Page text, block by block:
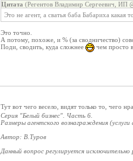
Цитата (Регентов Владимир Сергеевич, ИП
Это не агент, а сватья баба Бабариха какая
Это точно.
А потому, похоже, и % (за сводничество)
Поди, сводить, куда сложнее
чем просто
Тут вот чего весело, видят только то, чего
Серия "Белый бизнес". Часть 6.
Размеры агентского вознаграждения (услуги
Автор: В.Туров
Данный вопрос регулируется